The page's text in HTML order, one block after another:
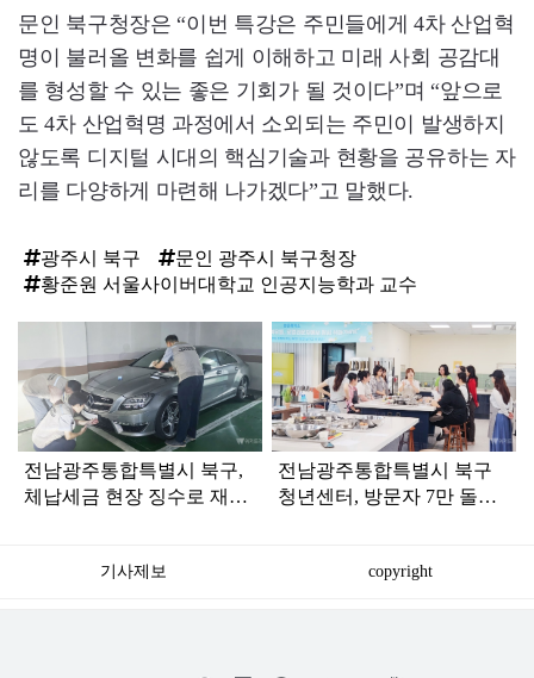
문인 북구청장은 “이번 특강은 주민들에게 4차 산업혁
명이 불러올 변화를 쉽게 이해하고 미래 사회 공감대
를 형성할 수 있는 좋은 기회가 될 것이다”며 “앞으로
도 4차 산업혁명 과정에서 소외되는 주민이 발생하지
않도록 디지털 시대의 핵심기술과 현황을 공유하는 자
리를 다양하게 마련해 나가겠다”고 말했다.
광주시 북구
문인 광주시 북구청장
황준원 서울사이버대학교 인공지능학과 교수
인
전남광주통합특별시 북구,
체납세금 현장 징수로 재정
전남광주통합특별시 북구
청년센터, 방문자 7만 돌파
기사제보 copyright